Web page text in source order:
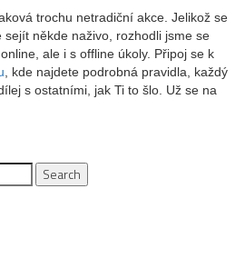
trochu netradiční akce. Jelikož se
někde naživo, rozhodli jsme se
ale i s offline úkoly. Připoj se k
, kde najdete podrobná pravidla, každý
s ostatními, jak Ti to šlo. Už se na